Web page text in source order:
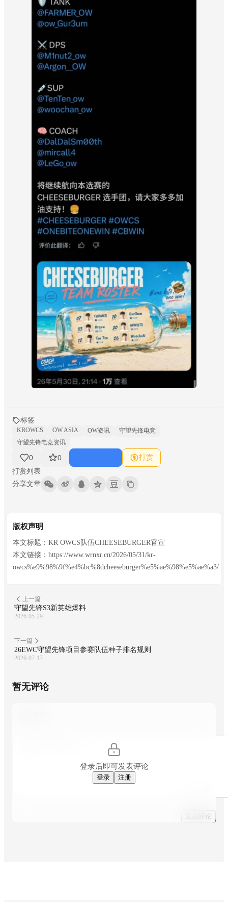
标签
KROWCS OW ASIA OW资讯
守望先锋电竞
守望先锋电竞资讯
0 0 打赏
打赏列表
分享文章
版权声明
本文标题：KR OWCS队伍CHEESEBURGER官宣
本文链接：https://www.wrnxr.cn/2026/05/31/kr-
owcs%e9%98%9f%e4%bc%8dcheeseburger%e5%ae%98%e5%ae%a3/
上一篇
守望先锋S3新英雄爆料
2026-05-29
下一篇
26EWC守望先锋项目参赛队伍种子排名规则
2026-07-17
暂无评论
发表评论
登录后即可发表评论
登录 注册